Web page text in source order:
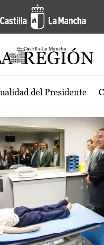
la región de
del Presidente